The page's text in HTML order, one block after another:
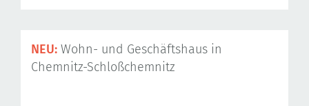
NEU: Wohn- und Geschäftshaus in
Chemnitz-Schloßchemnitz